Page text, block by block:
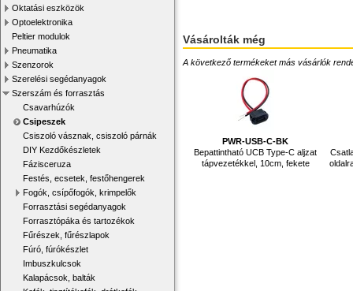
Oktatási eszközök
Optoelektronika
Peltier modulok
Pneumatika
Szenzorok
Szerelési segédanyagok
Szerszám és forrasztás
Csavarhúzók
Csipeszek
Csiszoló vásznak, csiszoló párnák
DIY Kezdőkészletek
Fázisceruza
Festés, ecsetek, festőhengerek
Fogók, csípőfogók, krimpelők
Forrasztási segédanyagok
Forrasztópáka és tartozékok
Fűrészek, fűrészlapok
Fúró, fúrókészlet
Imbuszkulcsok
Kalapácsok, balták
Vásárolták még
A következő termékeket más vásárlók
PWR-USB-C-BK
Bepattintható UCB Type-C aljzat
tápvezetékkel, 10cm, fekete